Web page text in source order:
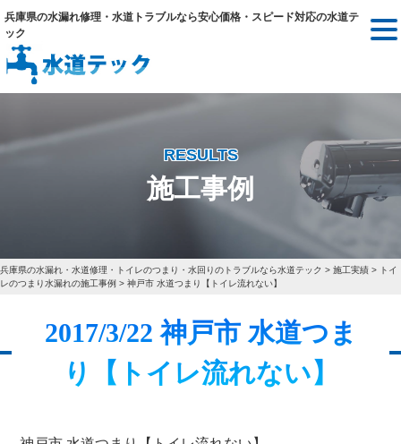
兵庫県の水漏れ修理・水道トラブルなら安心価格・スピード対応の水道テ
ック
RESULTS
施工事例
兵庫県の水漏れ・水道修理・トイレのつまり・水回りのトラブルなら水道テック > 施工実績 > トイ
レのつまり水漏れの施工事例 > 神戸市 水道つまり【トイレ流れない】
2017/3/22 神戸市 水道つま
り【トイレ流れない】